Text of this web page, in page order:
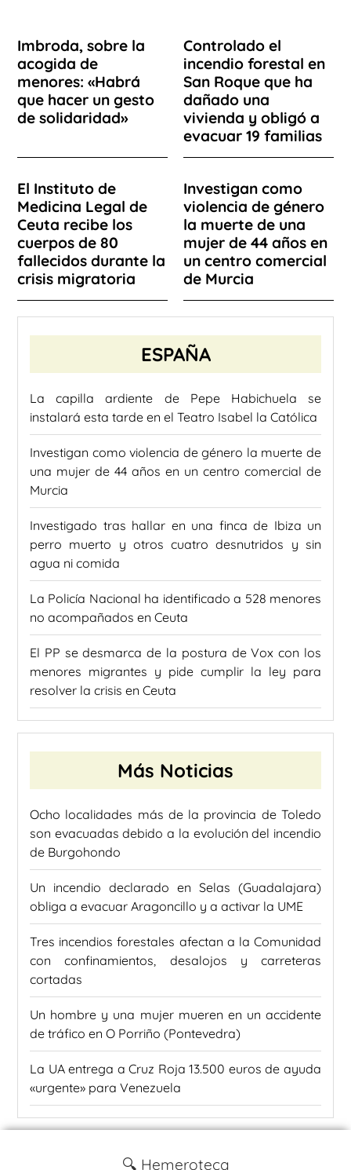
Imbroda, sobre la
acogida de
menores: «Habrá
que hacer un gesto
de solidaridad»
Controlado el
incendio forestal en
San Roque que ha
dañado una
vivienda y obligó a
evacuar 19 familias
El Instituto de
Medicina Legal de
Ceuta recibe los
cuerpos de 80
fallecidos durante la
crisis migratoria
Investigan como
violencia de género
la muerte de una
mujer de 44 años en
un centro comercial
de Murcia
ESPAÑA
La capilla ardiente de Pepe Habichuela se
instalará esta tarde en el Teatro Isabel la Católica
Investigan como violencia de género la muerte de
una mujer de 44 años en un centro comercial de
Murcia
Investigado tras hallar en una finca de Ibiza un
perro muerto y otros cuatro desnutridos y sin
agua ni comida
La Policía Nacional ha identificado a 528 menores
no acompañados en Ceuta
El PP se desmarca de la postura de Vox con los
menores migrantes y pide cumplir la ley para
resolver la crisis en Ceuta
Más Noticias
Ocho localidades más de la provincia de Toledo
son evacuadas debido a la evolución del incendio
de Burgohondo
Un incendio declarado en Selas (Guadalajara)
obliga a evacuar Aragoncillo y a activar la UME
Tres incendios forestales afectan a la Comunidad
con confinamientos, desalojos y carreteras
cortadas
Un hombre y una mujer mueren en un accidente
de tráfico en O Porriño (Pontevedra)
La UA entrega a Cruz Roja 13.500 euros de ayuda
«urgente» para Venezuela
🔍 Hemeroteca